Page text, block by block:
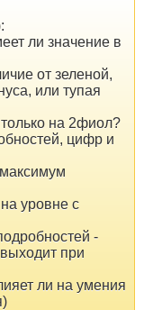
ли значение в
от зеленой,
или тупая
на 2фиол?
цифр и
уровне с
-
при
ли на умения